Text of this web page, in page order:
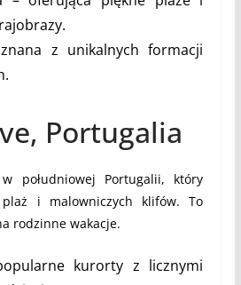
z unikalnych formacji
Portugalia
południowej Portugalii, który
i malowniczych klifów. To
rodzinne wakacje.
kurorty z licznymi